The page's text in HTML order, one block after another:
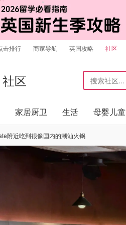
击排行 商家导航 英国攻略 社区
社区
家居厨卫 生活 母婴儿童
附近吃到很像国内的潮汕火锅